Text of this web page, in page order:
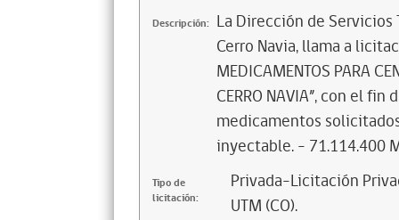
Descripción: La Dirección de
Cerro Navia, llama a
MEDICAMENTOS PARA
CERRO NAVIA”, con el
medicamentos
inyectable. - 71.114.400
Tipo de
licitación:
Privada-Licitación
UTM (CO).